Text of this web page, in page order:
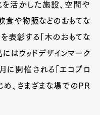
活かした施設、空間や
食や物販などのおもてな
表彰する「木のおもてな
はウッドデザインマーク
に開催される「エコプロ
、さまざまな場でのPR